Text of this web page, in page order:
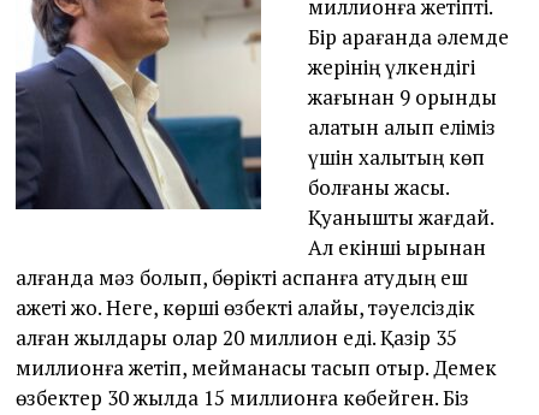
миллионға жетіпті.
Бір қарағанда әлемде
жерінің үлкендігі
жағынан 9 орынды
алатын алып еліміз
үшін халықтың көп
болғаны жақсы.
Қуанышты жағдай.
Ал екінші қырынан
алғанда мәз болып, бөрікті аспанға атудың еш
қажеті жоқ. Неге, көрші өзбекті алайық, тәуелсіздік
алған жылдары олар 20 миллион еді. Қазір 35
миллионға жетіп, мейманасы тасып отыр. Демек
өзбектер 30 жылда 15 миллионға көбейген. Біз